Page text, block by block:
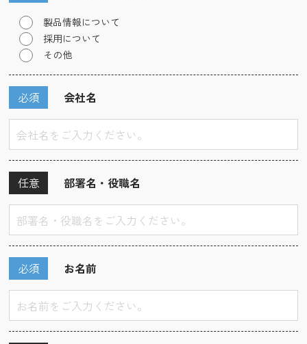
製品情報について
採用について
その他
会社名
必須
部署名・役職名
任意
お名前
必須